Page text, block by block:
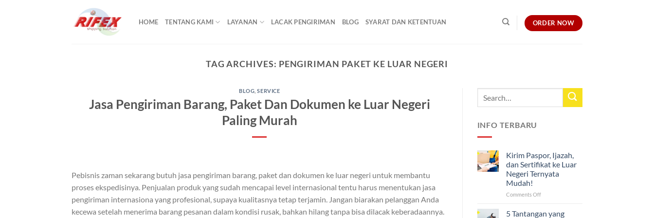
HOME TENTANG KAMI LAYANAN LACAK PENGIRIMAN BLOG SYARAT DAN KETENTUAN ORDER NOW
TAG ARCHIVES: PENGIRIMAN PAKET KE LUAR NEGERI
BLOG ,SERVICE
Jasa Pengiriman Barang, Paket Dan Dokumen ke Luar Negeri
Paling Murah
Pebisnis zaman sekarang butuh jasa pengiriman barang, paket dan dokumen ke luar negeri untuk membantu
proses ekspedisinya. Penjualan produk yang sudah mencapai level internasional tentu harus menentukan jasa
pengiriman internasiona yang profesional, supaya kualitasnya tetap terjamin. Jangan biarakan pelanggan Anda
kecewa setelah menerima barang pesanan dalam kondisi rusak, bahkan hilang tanpa bisa dilacak keberadaannya.
INFO TERBARU
Kirim Paspor, Ijazah,
dan Sertifikat ke Luar
Negeri Ternyata
Mudah!
Comments Offon
5 Tantangan yang